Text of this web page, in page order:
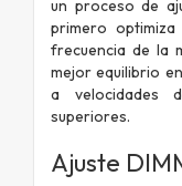
un proceso de
primero
frecuencia de la
mejor equilibrio
a velocidades
superiores.
Ajuste